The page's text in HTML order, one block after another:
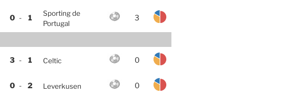
0 - 1
Sporting de
Portugal
3
3 - 1 Celtic 0
0 - 2 Leverkusen 0